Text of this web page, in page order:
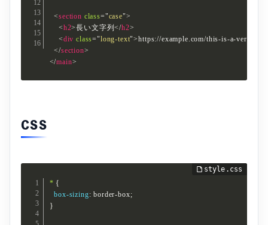
<section class="case">
<h2>長い文字列</h2>
<div class="long-text">https://example.com/this-is-a-very-
</section>
</main>
CSS
* {
box-sizing: border-box;
}